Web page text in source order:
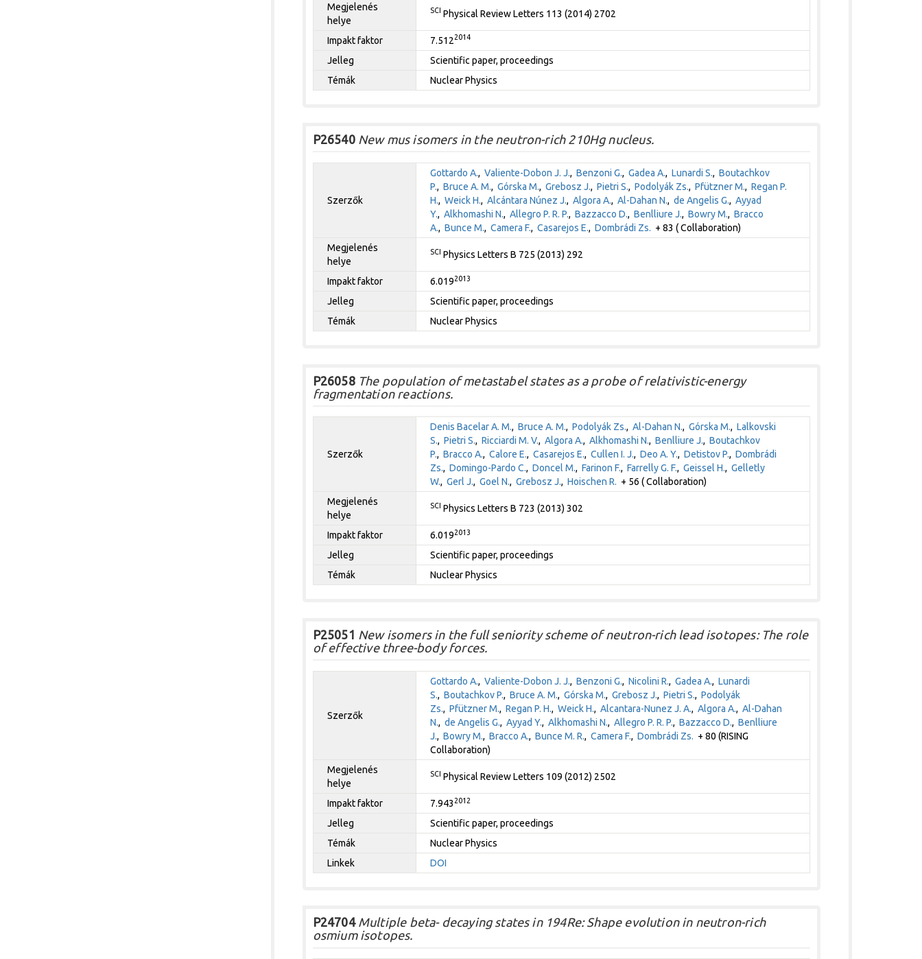
Megjelenés
helye
SCI Physical Review Letters 113 (2014) 2702
Impakt faktor 7.5122014
Jelleg
Scientific paper, proceedings
Témák
Nuclear Physics
P26540New mus isomers in the neutron-rich 210Hg nucleus.
Szerzők
Gottardo A., Valiente-Dobon J. J., Benzoni G., Gadea A., Lunardi S., Boutachkov
P., Bruce A. M., Górska M., Grebosz J., Pietri S., Podolyák Zs., Pfützner M., Regan P.
H., Weick H., Alcántara Núnez J., Algora A., Al-Dahan N., de Angelis G., Ayyad
Y., Alkhomashi N., Allegro P. R. P., Bazzacco D., Benlliure J., Bowry M., Bracco
A., Bunce M., Camera F., Casarejos E., Dombrádi Zs. + 83 ( Collaboration)
Megjelenés
helye
SCI Physics Letters B 725 (2013) 292
Impakt faktor 6.0192013
Jelleg
Scientific paper, proceedings
Témák
Nuclear Physics
P26058The population of metastabel states as a probe of relativistic-energy
fragmentation reactions.
Szerzők
Denis Bacelar A. M., Bruce A. M., Podolyák Zs., Al-Dahan N., Górska M., Lalkovski
S., Pietri S., Ricciardi M. V., Algora A., Alkhomashi N., Benlliure J., Boutachkov
P., Bracco A., Calore E., Casarejos E., Cullen I. J., Deo A. Y., Detistov P., Dombrádi
Zs., Domingo-Pardo C., Doncel M., Farinon F., Farrelly G. F., Geissel H., Gelletly
W., Gerl J., Goel N., Grebosz J., Hoischen R. + 56 ( Collaboration)
Megjelenés
helye
SCI Physics Letters B 723 (2013) 302
Impakt faktor 6.0192013
Jelleg
Scientific paper, proceedings
Témák
Nuclear Physics
P25051 New isomers in the full seniority scheme of neutron-rich lead isotopes: The role
of effective three-body forces.
Szerzők
Gottardo A., Valiente-Dobon J. J., Benzoni G., Nicolini R., Gadea A., Lunardi
S., Boutachkov P., Bruce A. M., Górska M., Grebosz J., Pietri S., Podolyák
Zs., Pfützner M., Regan P. H., Weick H., Alcantara-Nunez J. A., Algora A., Al-Dahan
N., de Angelis G., Ayyad Y., Alkhomashi N., Allegro P. R. P., Bazzacco D., Benlliure
J., Bowry M., Bracco A., Bunce M. R., Camera F., Dombrádi Zs. + 80 (RISING
Collaboration)
Megjelenés
helye
SCI Physical Review Letters 109 (2012) 2502
Impakt faktor 7.943 2012
Jelleg
Scientific paper, proceedings
Témák
Nuclear Physics
Linkek
DOI
P24704Multiple beta- decaying states in 194Re: Shape evolution in neutron-rich
osmium isotopes.